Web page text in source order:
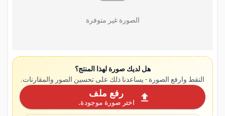
الصورة غير متوفرة
هل لديك صورة لهذا المنتج؟
التقط وارفع الصورة - يساعدنا ذلك على تحسين الصور والمقارنات.
upload رفع ملف
اختر صورة موجودة.